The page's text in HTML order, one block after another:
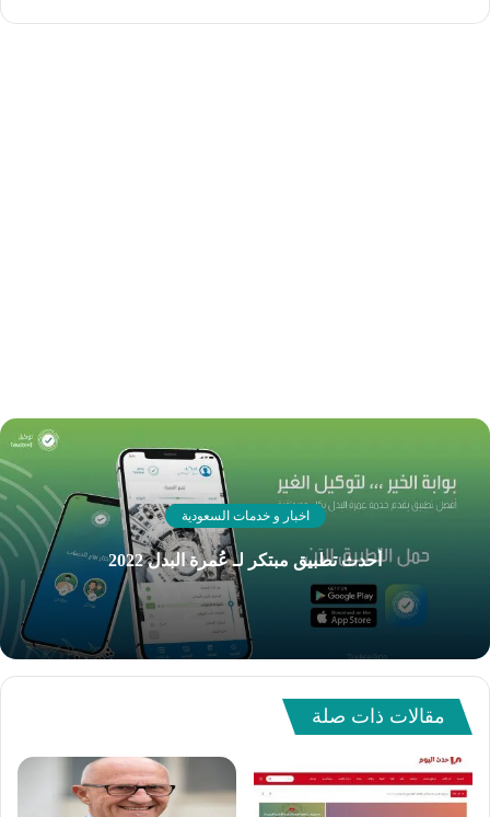
اخبار و خدمات السعودية
أحدث تطبيق مبتكر لـ عُمرة البدل 2022
مقالات ذات صلة